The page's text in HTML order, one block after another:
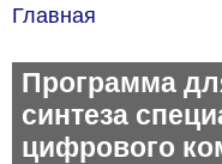
навигации
Главная
Программа
синтеза
цифрового